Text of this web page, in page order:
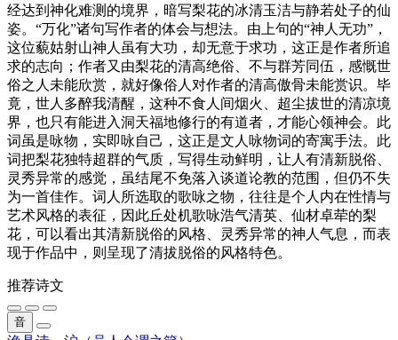
经达到神化难测的境界，暗写梨花的冰清玉洁与静若处子的仙
姿。“万化”诸句写作者的体会与想法。由上句的“神人无功”，
这位藐姑射山神人虽有大功，却无意于求功，这正是作者所追
求的志向；作者又由梨花的清高绝俗、不与群芳同伍，感慨世
俗之人未能欣赏，就好像俗人对作者的清高傲骨未能赏识。毕
竟，世人多醉我清醒，这种不食人间烟火、超尘拔世的清凉境
界，也只有能进入洞天福地修行的有道者，才能心领神会。此
词虽是咏物，实即咏自己，这正是文人咏物词的寄寓手法。此
词把梨花独特超群的气质，写得生动鲜明，让人有清新脱俗、
灵秀异常的感觉，虽结尾不免落入谈道论教的范围，但仍不失
为一首佳作。词人所选取的歌咏之物，往往是个人内在性情与
艺术风格的表征，因此丘处机歌咏浩气清英、仙材卓荦的梨
花，可以看出其清新脱俗的风格、灵秀异常的神人气息，而表
现于作品中，则呈现了清拔脱俗的风格特色。
推荐诗文
音